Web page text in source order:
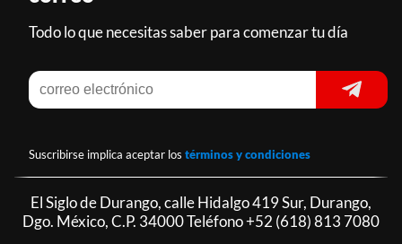
Todo lo que necesitas saber para comenzar tu día
Suscribirse implica aceptar los términos y condiciones
El Siglo de Durango, calle Hidalgo 419 Sur, Durango,
Dgo. México, C.P. 34000 Teléfono+52 (618) 813 7080